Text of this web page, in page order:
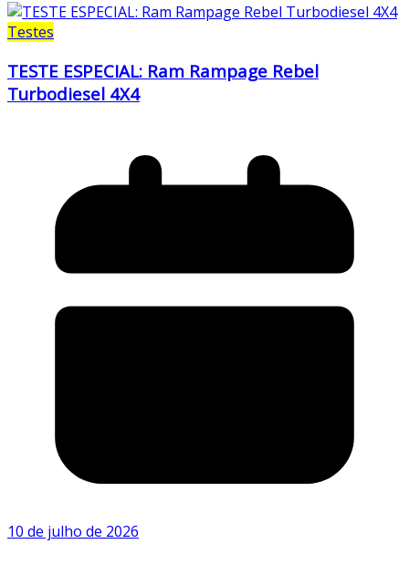
Testes
TESTE ESPECIAL: Ram Rampage Rebel
Turbodiesel 4X4
10 de julho de 2026